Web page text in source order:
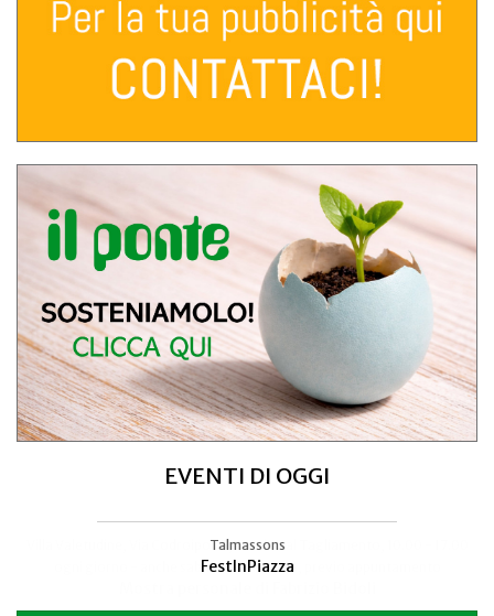
EVENTI DI OGGI
Talmassons
FestInPiazza
Osservatorio Astronomico, Talmassons
Tra galassie e gocce di vita